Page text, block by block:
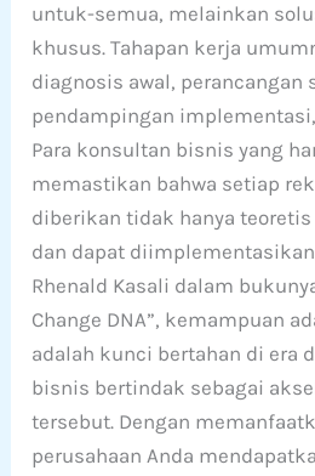
untuk-semua, melainkan
khusus. Tahapan kerja
diagnosis awal, perancangan
pendampingan
Para konsultan bisnis yang
memastikan bahwa setiap
diberikan tidak hanya
dan dapat
Rhenald Kasali dalam
Change DNA”, kemampuan
adalah kunci bertahan di era
bisnis bertindak sebagai
tersebut. Dengan
perusahaan Anda